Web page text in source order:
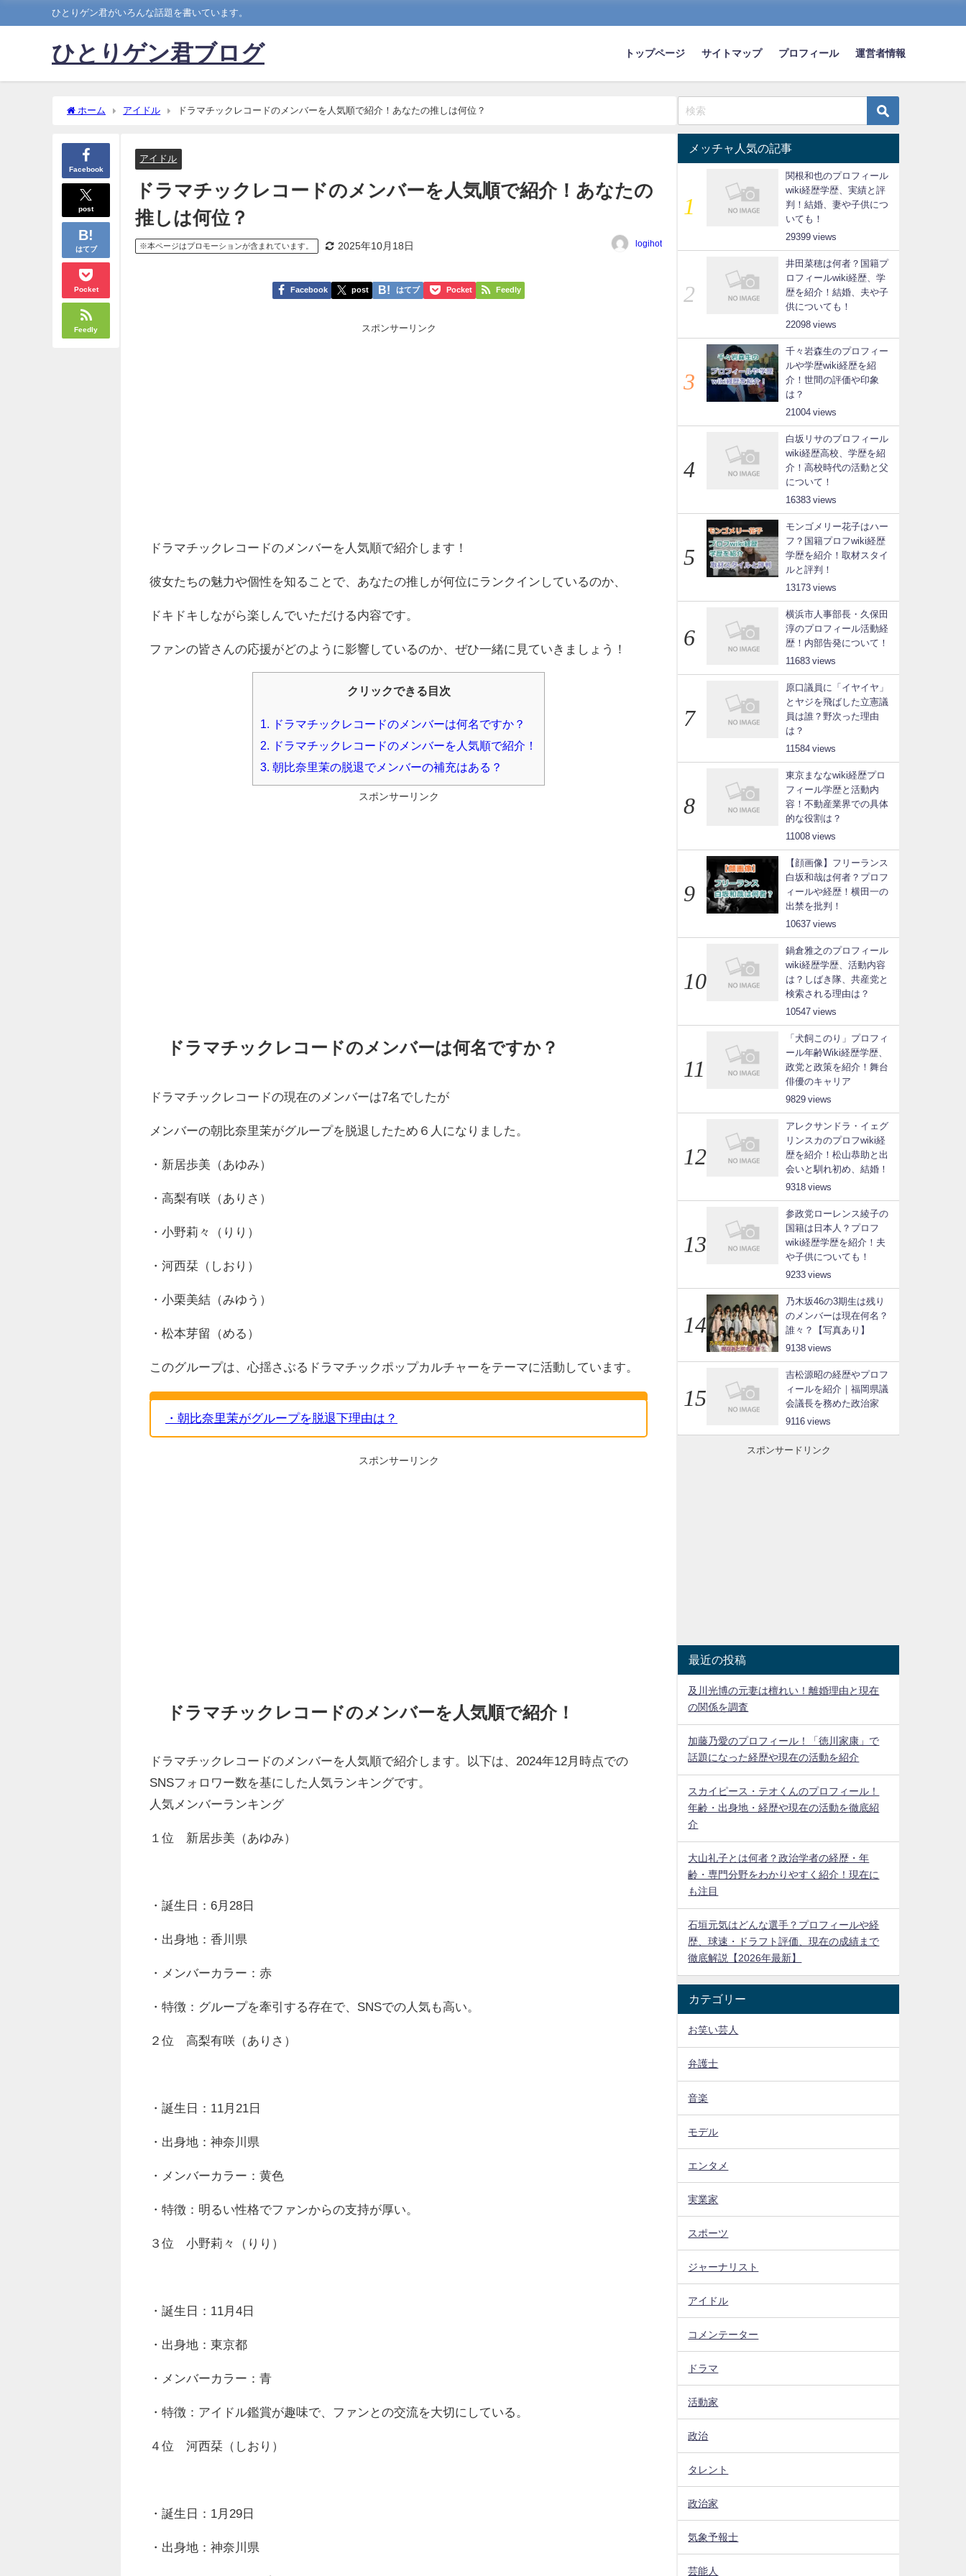
ひとりゲン君がいろんな話題を書いています。
ひとりゲン君ブログ トップページ サイトマップ プロフィール 運営者情報
ホーム アイドル ドラマチックレコードのメンバーを人気順で紹介！あなたの推しは何位？
Facebook
post
はてブ
Pocket
Feedly
アイドル
ドラマチックレコードのメンバーを人気順で紹介！あなたの
推しは何位？
※本ページはプロモーションが含まれています。 2025年10月18日 logihot
Facebook post はてブ Pocket Feedly
スポンサーリンク
ドラマチックレコードのメンバーを人気順で紹介します！
彼女たちの魅力や個性を知ることで、あなたの推しが何位にランクインしているのか、
ドキドキしながら楽しんでいただける内容です。
ファンの皆さんの応援がどのように影響しているのか、ぜひ一緒に見ていきましょう！
クリックできる目次
1.
ドラマチックレコードのメンバーは何名ですか？
2.
ドラマチックレコードのメンバーを人気順で紹介！
3. 朝比奈里茉の脱退でメンバーの補充はある？
スポンサーリンク
ドラマチックレコードのメンバーは何名ですか？
ドラマチックレコードの現在のメンバーは7名でしたが
メンバーの朝比奈里茉がグループを脱退したため６人になりました。
・新居歩美（あゆみ）
・高梨有咲（ありさ）
・小野莉々（りり）
・河西栞（しおり）
・小栗美結（みゆう）
・松本芽留（める）
このグループは、心揺さぶるドラマチックポップカルチャーをテーマに活動しています。
・朝比奈里茉がグループを脱退下理由は？
スポンサーリンク
ドラマチックレコードのメンバーを人気順で紹介！
ドラマチックレコードのメンバーを人気順で紹介します。以下は、2024年12月時点での
SNSフォロワー数を基にした人気ランキングです。
人気メンバーランキング
１位 新居歩美（あゆみ）
・誕生日：6月28日
・出身地：香川県
・メンバーカラー：赤
・特徴：グループを牽引する存在で、SNSでの人気も高い。
２位 高梨有咲（ありさ）
・誕生日：11月21日
・出身地：神奈川県
・メンバーカラー：黄色
・特徴：明るい性格でファンからの支持が厚い。
３位 小野莉々（りり）
・誕生日：11月4日
・出身地：東京都
・メンバーカラー：青
・特徴：アイドル鑑賞が趣味で、ファンとの交流を大切にしている。
４位 河西栞（しおり）
・誕生日：1月29日
・出身地：神奈川県
メッチャ人気の記事
関根和也のプロフィール
wiki経歴学歴、実績と評
判！結婚、妻や子供につ
いても！
29399
井田菜穂は何者？国籍プ
ロフィールwiki経歴、学
歴を紹介！結婚、夫や子
供についても！
22098
千々岩森生のプロフィー
ルや学歴wiki経歴を紹
介！世間の評価や印象
は？
21004
白坂リサのプロフィール
wiki経歴高校、学歴を紹
介！高校時代の活動と父
について！
16383
モンゴメリー花子はハー
フ？国籍プロフwiki経歴
学歴を紹介！取材スタイ
ルと評判！
13173
横浜市人事部長・久保田
淳のプロフィール活動経
歴！内部告発について！
11683
原口議員に「イヤイヤ」
とヤジを飛ばした立憲議
員は誰？野次った理由
は？
11584
東京まななwiki経歴プロ
フィール学歴と活動内
容！不動産業界での具体
的な役割は？
11008
【顔画像】フリーランス
白坂和哉は何者？プロフ
ィールや経歴！横田一の
出禁を批判！
10637
鍋倉雅之のプロフィール
wiki経歴学歴、活動内容
は？しばき隊、共産党と
検索される理由は？
10547
「犬飼このり」プロフィ
ール年齢Wiki経歴学歴、
政党と政策を紹介！舞台
俳優のキャリア
9829
アレクサンドラ・イェグ
リンスカのプロフwiki経
歴を紹介！松山恭助と出
会いと馴れ初め、結婚！
9318
参政党ローレンス綾子の
国籍は日本人？プロフ
wiki経歴学歴を紹介！夫
や子供についても！
9233
乃木坂46の3期生は残り
のメンバーは現在何名？
誰々？【写真あり】
9138
吉松源昭の経歴やプロフ
ィールを紹介｜福岡県議
会議長を務めた政治家
9116
スポンサードリンク
最近の投稿
及川光博の元妻は檀れい！離婚理由と現在
の関係を調査
加藤乃愛のプロフィール！「徳川家康」で
話題になった経歴や現在の活動を紹介
スカイピース・テオくんのプロフィール！
年齢・出身地・経歴や現在の活動を徹底紹
介
大山礼子とは何者？政治学者の経歴・年
齢・専門分野をわかりやすく紹介！現在に
も注目
石垣元気はどんな選手？プロフィールや経
歴、球速・ドラフト評価、現在の成績まで
徹底解説【2026年最新】
カテゴリー
お笑い芸人
弁護士
音楽
モデル
エンタメ
実業家
スポーツ
ジャーナリスト
アイドル
コメンテーター
ドラマ
活動家
政治
タレント
政治家
気象予報士
芸能人